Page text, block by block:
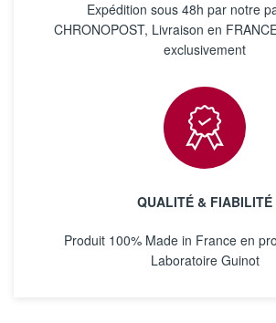
Expédition sous 48h par notre
CHRONOPOST, Livraison en
exclusivement
QUALITÉ & FIABILITÉ
Produit 100% Made in France en
Laboratoire Guinot